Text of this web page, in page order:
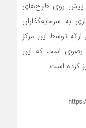
پیش روی طرح‌های
به سرمایه‌گذاران
توسط این مرکز
رضوی است که این
کرده است.